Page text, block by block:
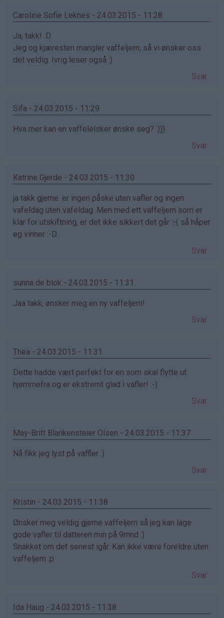
Caroline Sofie Leknes - 24.03.2015 - 11:28
Ja, takk! :D
Jeg og kjæresten mangler vaffeljern, så vi ønsker oss
det veldig. Ivrig leser også :)
Svar
Sifa - 24.03.2015 - 11:29
Hva mer kan en vaffelelsker ønske seg? :)))
Svar
Katrine Gjerde - 24.03.2015 - 11:30
ja takk gjerne. er ingen påske uten vafler og ingen
vafeldag uten vafeldag. Men med ett vaffeljern som er
klar for utskiftning, er det ikke sikkert det går :-( så håper
eg vinner :-D
Svar
sunna de blok - 24.03.2015 - 11:31
Jaa takk, ønsker meg en ny vaffeljern!
Svar
Thea - 24.03.2015 - 11:31
Dette hadde vært perfekt for en som skal flytte ut
hjemmefra og er ekstremt glad i vafler! :-)
Svar
May-Britt Blankensteier Olsen - 24.03.2015 - 11:37
Nå fikk jeg lyst på vaffler :)
Svar
Kristin - 24.03.2015 - 11:38
Ønsker meg veldig gjerne vaffeljern så jeg kan lage
gode vafler til datteren min på 9mnd :)
Snakket om det senest igår. Kan ikke være foreldre uten
vaffeljern :p
Svar
Ida Haug - 24.03.2015 - 11:38